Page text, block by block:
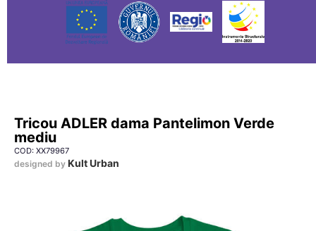
Tricou ADLER dama Pantelimon Verde
mediu
COD: XX79967
designed by Kult Urban